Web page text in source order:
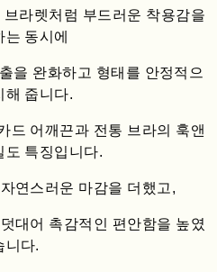
라렛처럼 부드러운 착용감을
는 동시에
을 완화하고 형태를 안정적으
해 줍니다.
드 어깨끈과 전통 브라의 훅앤
도 특징입니다.
연스러운 마감을 더했고,
대어 촉감적인 편안함을 높였
니다.